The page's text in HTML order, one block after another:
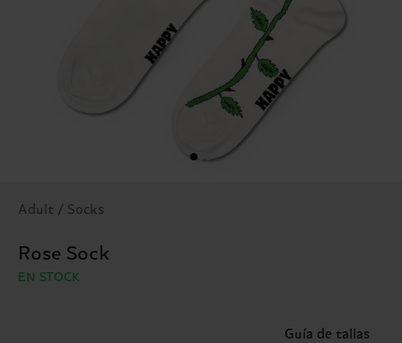
Adult / Socks
Rose Sock
EN STOCK
Guía de tallas